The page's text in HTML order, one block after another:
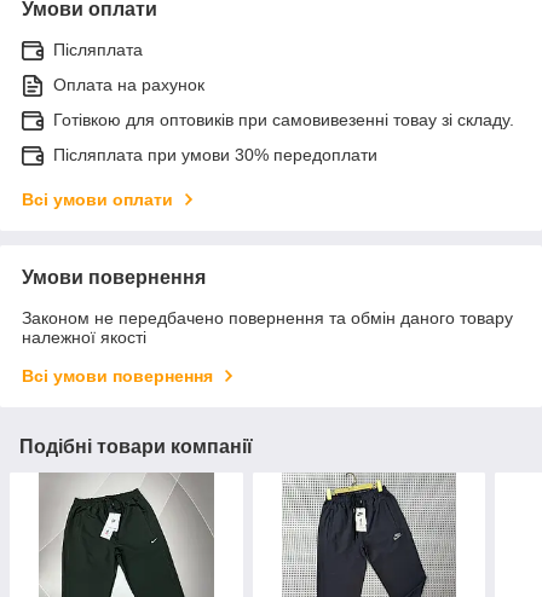
Умови оплати
Післяплата
Оплата на рахунок
Готівкою для оптовиків при самовивезенні товау зі складу.
Післяплата при умови 30% передоплати
Всі умови оплати
Умови повернення
Законом не передбачено повернення та обмін даного товару
належної якості
Всі умови повернення
Подібні товари компанії